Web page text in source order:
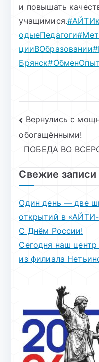
и повышать
учащимися.
одыеПедагоги
цииВОбразовании
Брянск
по
записям
Вернулись с
обогащёнными!
ПОБЕДА ВО
Свежие записи
Один день — две
открытий в
С Днём России!
Сегодня наш
из филиала